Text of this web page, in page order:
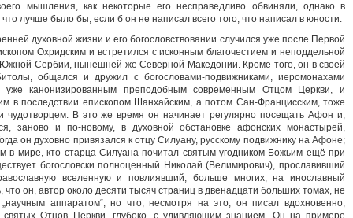
мышления, как некоторые его несправедливо обвиняли, однако в
лучше было бы, если б он не написал всего того, что написал в юности.
духовной жизни и его богословствовании случился уже после Первой
Охридским и встретился с исконным благочестием и неподдельной
Сербии, нынешней же Северной Македонии. Кроме того, он в своей
общался и дружил с богословами-подвижниками, иеромонахами
уже канонизированным преподобным современным Отцом Церкви, и
в последствии епископом Шанхайским, а потом Сан-Францисским, тоже
чудотворцем. В это же время он начинает регулярно посещать Афон и,
заново и по-новому, в духовной обстановке афонских монастырей,
он духовно привязался к отцу Силуану, русскому подвижнику на Афоне;
в мире, кто старца Силуана почитал святым угодником Божьим ещё при
богословски полноценный Николай (Велимирович), прославивший
вселенную и повлиявший, больше многих, на инославный
он, автор около десяти тысяч страниц в двенадцати больших томах, не
аппаратом“, но что, несмотря на это, он писал вдохновенно,
Отцов Церкви, глубоко, с удивляющим знанием. Он на примере